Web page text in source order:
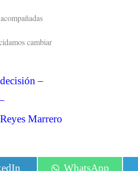
cambiar
–
Marrero
Compartir
WhatsApp